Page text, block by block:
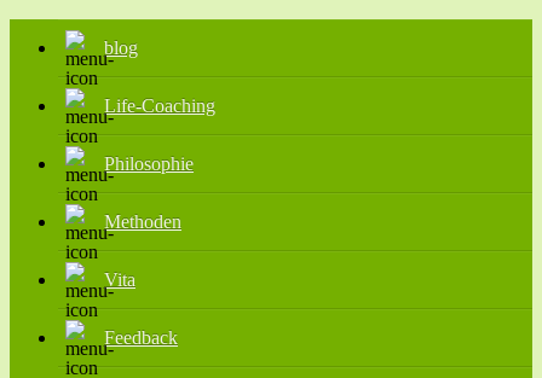
blog
Life-Coaching
Philosophie
Methoden
Vita
Feedback